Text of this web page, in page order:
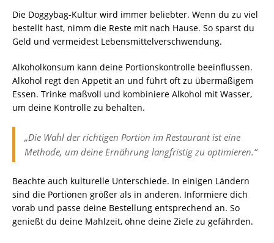
Die Doggybag-Kultur wird immer beliebter. Wenn du zu viel
bestellt hast, nimm die Reste mit nach Hause. So sparst du
Geld und vermeidest Lebensmittelverschwendung.
Alkoholkonsum kann deine Portionskontrolle beeinflussen.
Alkohol regt den Appetit an und führt oft zu übermäßigem
Essen. Trinke maßvoll und kombiniere Alkohol mit Wasser,
um deine Kontrolle zu behalten.
„Die Wahl der richtigen Portion im Restaurant ist eine
Methode, um deine Ernährung langfristig zu optimieren.“
Beachte auch kulturelle Unterschiede. In einigen Ländern
sind die Portionen größer als in anderen. Informiere dich
vorab und passe deine Bestellung entsprechend an. So
genießt du deine Mahlzeit, ohne deine Ziele zu gefährden.